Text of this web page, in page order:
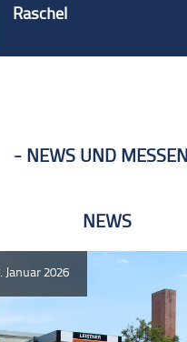
Raschel
NEWS UND MESSEN
NEWS
Januar 2026